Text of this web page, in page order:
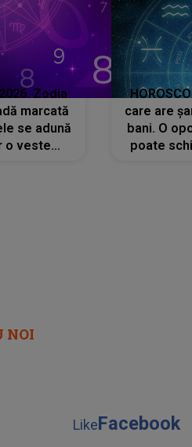
Zodia
marcată
se adună
o veste
care are
bani. O
poate
NOI
LikeFacebook